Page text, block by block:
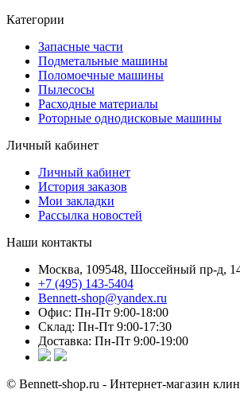
Категории
Запасные части
Подметальные машины
Поломоечные машины
Пылесосы
Расходные материалы
Роторные однодисковые машины
Личный кабинет
Личный кабинет
История заказов
Мои закладки
Рассылка новостей
Наши контакты
Москва, 109548, Шоссейный пр-д,
+7 (495) 143-5404
Bennett-shop@yandex.ru
Офис: Пн-Пт 9:00-18:00
Склад: Пн-Пт 9:00-17:30
Доставка: Пн-Пт 9:00-19:00
© Bennett-shop.ru - Интернет-магазин